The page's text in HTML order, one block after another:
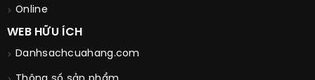
Online
WEB HỮU ÍCH
Danhsachcuahang.com